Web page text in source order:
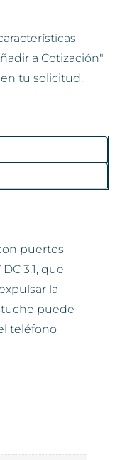
a Cotización"
tu solicitud.
puertos
3.1, que
la
puede
teléfono